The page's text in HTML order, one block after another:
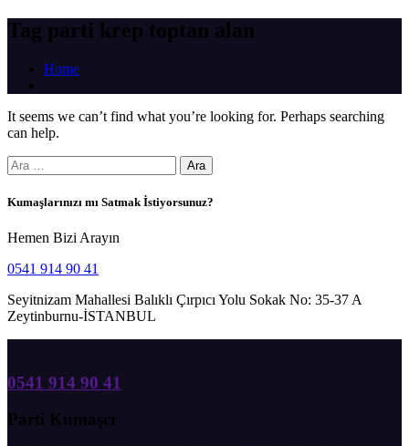
Tag parti krep toptan alan
Home
It seems we can’t find what you’re looking for. Perhaps searching
can help.
Arama:
Kumaşlarınızı mı Satmak İstiyorsunuz?
Hemen Bizi Arayın
0541 914 90 41
Seyitnizam Mahallesi Balıklı Çırpıcı Yolu Sokak No: 35-37 A
Zeytinburnu-İSTANBUL
0541 914 90 41
Parti Kumaşcı